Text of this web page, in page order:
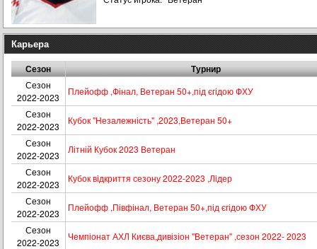
Карьера
Сезон Турнир
Сезон
2022-2023
Плейофф ,Фінал, Ветеран 50+,під єгідою ФХУ
Сезон
2022-2023
Кубок "Незалежність" ,2023,Ветеран 50+
Сезон
2022-2023
Літній Кубок 2023 Ветеран
Сезон
2022-2023
Кубок вiдкриття сезону 2022-2023 ,Лiдер
Сезон
2022-2023
Плейофф ,Півфінал, Ветеран 50+,під єгідою ФХУ
Сезон
2022-2023
Чемпіонат АХЛ Києва,дивізіон "Ветеран" ,сезон 2022- 2023